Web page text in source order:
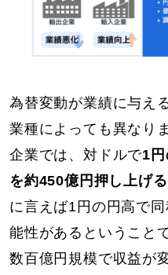
為替変動が業績に与え
業種によっても異なり
企業では、対ドルで1
を約450億円押し上げる
に言えば1円の円高で
能性があるということ
数百億円規模で収益が